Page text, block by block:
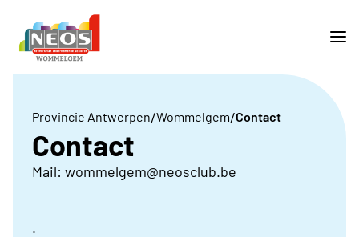
Provincie Antwerpen/Wommelgem/Contact
Contact
Mail: wommelgem@neosclub.be
.